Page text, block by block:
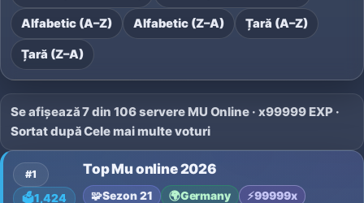
Alfabetic (A–Z) Alfabetic (Z–A) Țară (A–Z)
Țară (Z–A)
Se afișează 7 din 106 servere MU Online · x99999 EXP ·
Sortat după Cele mai multe voturi
#1
🗳️1,424
Top Mu online 2026
🧩Sezon 21 🌍Germany ⚡99999x